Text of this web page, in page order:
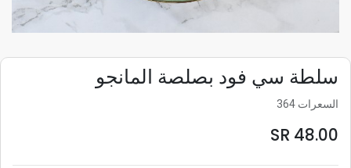
سلطة سي فود بصلصة المانجو
السعرات 364
48.00